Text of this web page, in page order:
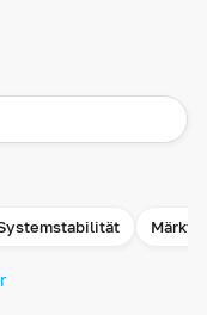
Märkte